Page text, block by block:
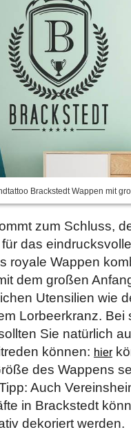
Brackstedt Wappen mit
zum Schluss,
das
royale Wappen
dem großen
Utensilien wie
Lorbeerkranz. Bei
Sie natürlich
können: hier
des Wappens
Auch
in Brackstedt
dekoriert werden.